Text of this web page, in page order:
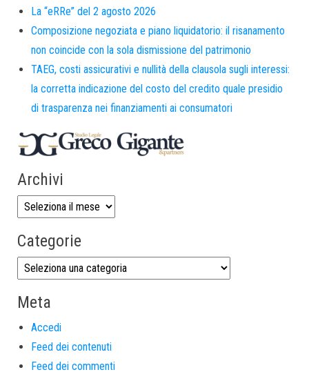
La “eRRe” del 2 agosto 2026
Composizione negoziata e piano liquidatorio: il risanamento
non coincide con la sola dismissione del patrimonio
TAEG, costi assicurativi e nullità della clausola sugli interessi:
la corretta indicazione del costo del credito quale presidio
di trasparenza nei finanziamenti ai consumatori
Archivi
Categorie
Meta
Accedi
Feed dei contenuti
Feed dei commenti